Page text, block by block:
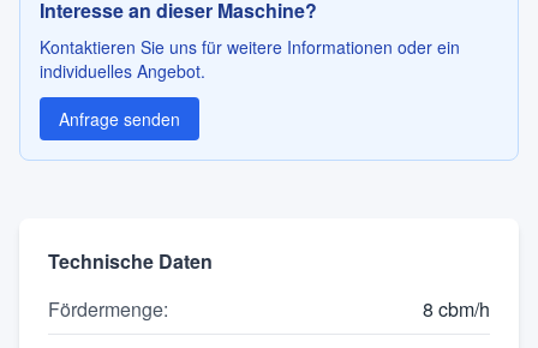
Interesse an dieser Maschine?
Kontaktieren Sie uns für weitere Informationen oder ein
individuelles Angebot.
Anfrage senden
Technische Daten
Fördermenge:
8 cbm/h